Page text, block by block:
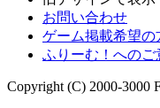
お問い合わせ
ゲーム掲載希望の
ふりーむ！への
Copyright (C) 2000-3000